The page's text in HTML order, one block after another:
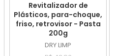
Revitalizador de
Plásticos, para-choque,
friso, retrovisor - Pasta
200g
DRY LIMP